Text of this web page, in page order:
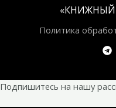
«КНИЖНЫЙ
Политика
Подпишитесь на нашу